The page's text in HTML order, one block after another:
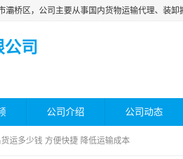
司
公司介绍 公司动态
运多少钱 方便快捷 降低运输成本